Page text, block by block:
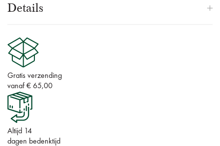
Details
Gratis verzending
vanaf € 65,00
Altijd 14
dagen bedenktijd